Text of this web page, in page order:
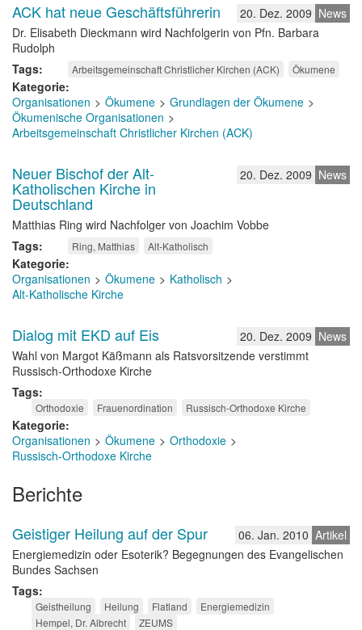
News
20. Dez. 2009
ACK hat neue Geschäftsführerin
Dr. Elisabeth Dieckmann wird Nachfolgerin von Pfn. Barbara
Rudolph
Tags
Arbeitsgemeinschaft Christlicher Kirchen (ACK) Ökumene
Kategorie
Organisationen
Ökumene
Grundlagen der Ökumene
Ökumenische Organisationen
Arbeitsgemeinschaft Christlicher Kirchen (ACK)
News
20. Dez. 2009
Neuer Bischof der Alt-
Katholischen Kirche in
Deutschland
Matthias Ring wird Nachfolger von Joachim Vobbe
Tags
Ring, Matthias Alt-Katholisch
Kategorie
Organisationen
Ökumene
Katholisch
Alt-Katholische Kirche
News
20. Dez. 2009
Dialog mit EKD auf Eis
Wahl von Margot Käßmann als Ratsvorsitzende verstimmt
Russisch-Orthodoxe Kirche
Tags
Orthodoxie Frauenordination Russisch-Orthodoxe Kirche
Kategorie
Organisationen
Ökumene
Orthodoxie
Russisch-Orthodoxe Kirche
Berichte
Artikel
06. Jan. 2010
Geistiger Heilung auf der Spur
Energiemedizin oder Esoterik? Begegnungen des Evangelischen
Bundes Sachsen
Tags
Geistheilung Heilung Flatland
Energiemedizin
Hempel, Dr. Albrecht
ZEUMS